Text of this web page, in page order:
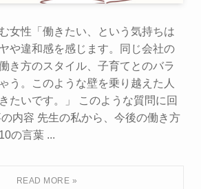
女性「働きたい、という気持ちは
や違和感を感じます。同じ会社の
き方のスタイル、子育てとのバラ
う。このような壁を乗り越えた人
たいです。」 このような質問に回
内容 先生の私から、今後の働き方
の言葉 ...